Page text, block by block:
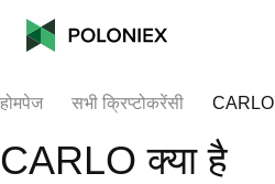
होमपेज सभी क्रिप्टोकरेंसी CARLO
CARLO क्या है